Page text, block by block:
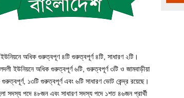
অধিক গুরুত্বপূণ ৪টি গুরুত্বপূর্ণ ৪টি, সাধারণ ২টি।
ইউনিয়নে অধিক গুরুত্বপূর্ণ ৬টি, গুরুত্বপূর্ণ ৩টি ও জামবাড়ীয়া
১৩টি গুরুত্বপূর্ণ এবং ৬টি সাধারণ ভোট কেন্দ্র রয়েছে।
সদস্য পদে ৪৮জন এবং সাধারণ সদস্য পদে ১শত ৪৬জন প্রার্থী